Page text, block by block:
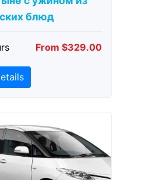
блюд
From $329.00